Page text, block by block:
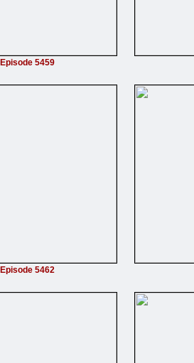
Episode 5459
Episode 5462